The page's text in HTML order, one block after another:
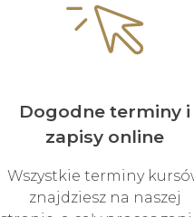
Dogodne terminy i
zapisy online
Wszystkie terminy
znajdziesz na naszej